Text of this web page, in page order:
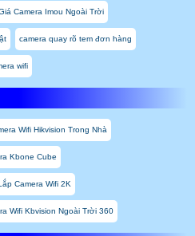
Camera Imou Ngoài Trời
camera quay rõ tem đơn hàng
wifi
Wifi Hikvision Trong Nhà
Kbone Cube
Camera Wifi 2K
Wifi Kbvision Ngoài Trời 360